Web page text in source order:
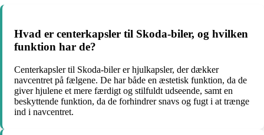
Hvad er centerkapsler til Skoda-biler, og hvilken
funktion har de?
Centerkapsler til Skoda-biler er hjulkapsler, der dækker
navcentret på fælgene. De har både en æstetisk funktion, da de
giver hjulene et mere færdigt og stilfuldt udseende, samt en
beskyttende funktion, da de forhindrer snavs og fugt i at trænge
ind i navcentret.